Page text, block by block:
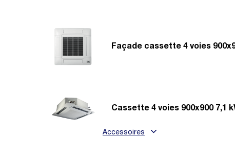
Façade cassette 4 voies
Cassette 4 voies 900x900 7,1
Accessoires